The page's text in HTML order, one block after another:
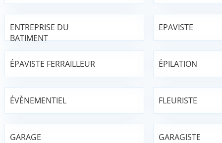
ENTREPRISE DU
BATIMENT
EPAVISTE
ÉPAVISTE FERRAILLEUR ÉPILATION
ÉVÈNEMENTIEL FLEURISTE
GARAGE GARAGISTE